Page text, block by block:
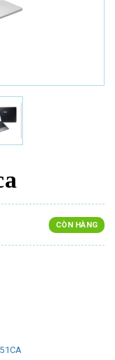
CÒN HÀNG